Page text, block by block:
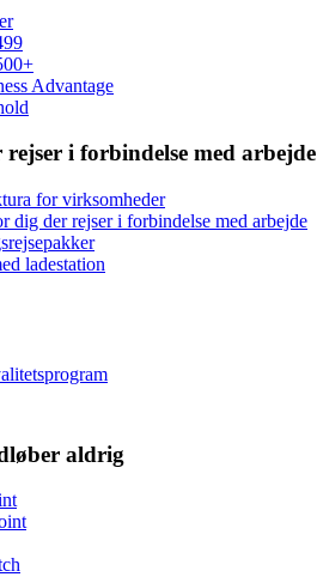
Advantage
i forbindelse med arbejde
for virksomheder
dig der rejser i forbindelse med arbejde
ladestation
aldrig